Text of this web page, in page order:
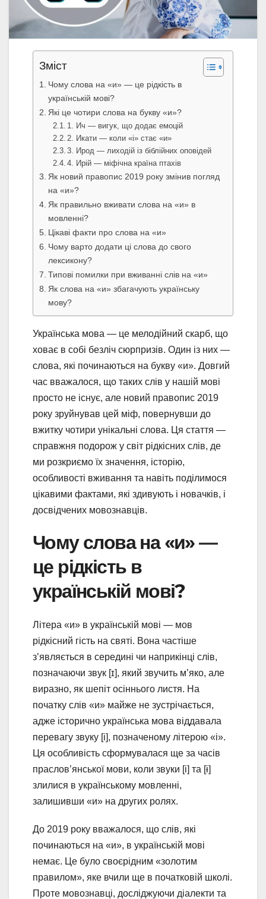
Зміст
Чому слова на «и» — це рідкість в
українській мові?
Які це чотири слова на букву «и»?
1. Ич — вигук, що додає емоцій
2. Икати — коли «і» стає «и»
3. Ирод — лиходій із біблійних оповідей
4. Ирій — міфічна країна птахів
Як новий правопис 2019 року змінив погляд
на «и»?
Як правильно вживати слова на «и» в
мовленні?
Цікаві факти про слова на «и»
Чому варто додати ці слова до свого
лексикону?
Типові помилки при вживанні слів на «и»
Як слова на «и» збагачують українську
мову?
Українська мова — це мелодійний скарб, що
ховає в собі безліч сюрпризів. Один із них —
слова, які починаються на букву «и». Довгий
час вважалося, що таких слів у нашій мові
просто не існує, але новий правопис 2019
року зруйнував цей міф, повернувши до
вжитку чотири унікальні слова. Ця стаття —
справжня подорож у світ рідкісних слів, де
ми розкриємо їх значення, історію,
особливості вживання та навіть поділимося
цікавими фактами, які здивують і новачків, і
досвідчених мовознавців.
Чому слова на «и» —
це рідкість в
українській мові?
Літера «и» в українській мові — мов
рідкісний гість на святі. Вона частіше
з’являється в середині чи наприкінці слів,
позначаючи звук [ɪ], який звучить м’яко, але
виразно, як шепіт осіннього листя. На
початку слів «и» майже не зустрічається,
адже історично українська мова віддавала
перевагу звуку [і], позначеному літерою «і».
Ця особливість сформувалася ще за часів
праслов’янської мови, коли звуки [i] та [ɨ]
злилися в українському мовленні,
залишивши «и» на других ролях.
До 2019 року вважалося, що слів, які
починаються на «и», в українській мові
немає. Це було своєрідним «золотим
правилом», яке вчили ще в початковій школі.
Проте мовознавці, досліджуючи діалекти та